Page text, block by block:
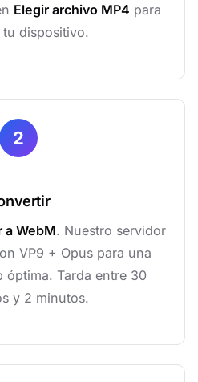
Elegir archivo MP4 para
dispositivo.
2
a WebM. Nuestro servidor
VP9 + Opus para una
óptima. Tarda entre 30
y 2 minutos.